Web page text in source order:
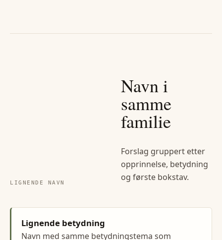
LIGNENDE NAVN
Navn i
samme
familie
Forslag gruppert etter
opprinnelse, betydning
og første bokstav.
Lignende betydning
Navn med samme betydningstema som